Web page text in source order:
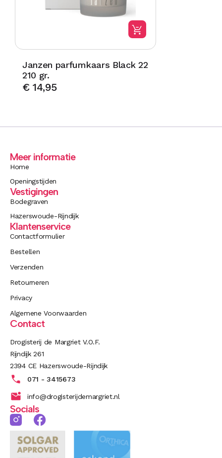
Janzen parfumkaars Black 22
210 gr.
€14,95
Meer informatie
Home
Openingstijden
Vestigingen
Bodegraven
Hazerswoude-Rijndijk
Klantenservice
Contactformulier
Bestellen
Verzenden
Retourneren
Privacy
Algemene Voorwaarden
Contact
Drogisterij de Margriet V.O.F.
Rijndijk 261
2394 CE Hazerswoude-Rijndijk
071 - 3415673
info@drogisterijdemargriet.nl
Socials